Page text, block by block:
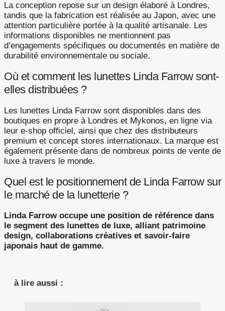
La conception repose sur un design élaboré à Londres,
tandis que la fabrication est réalisée au Japon, avec une
attention particulière portée à la qualité artisanale. Les
informations disponibles ne mentionnent pas
d’engagements spécifiques ou documentés en matière de
durabilité environnementale ou sociale.
Où et comment les lunettes Linda Farrow sont-
elles distribuées ?
Les lunettes Linda Farrow sont disponibles dans des
boutiques en propre à Londres et Mykonos, en ligne via
leur e-shop officiel, ainsi que chez des distributeurs
premium et concept stores internationaux. La marque est
également présente dans de nombreux points de vente de
luxe à travers le monde.
Quel est le positionnement de Linda Farrow sur
le marché de la lunetterie ?
Linda Farrow occupe une position de référence dans
le segment des lunettes de luxe, alliant patrimoine
design, collaborations créatives et savoir-faire
japonais haut de gamme.
à lire aussi :